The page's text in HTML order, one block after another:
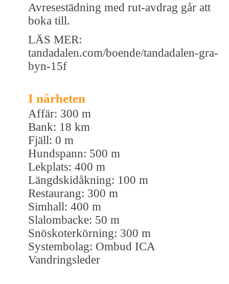
Avresestädning med rut-avdrag går att
boka till.
LÄS MER:
tandadalen.com/boende/tandadalen-gra-
byn-15f
I närheten
Affär: 300 m
Bank: 18 km
Fjäll: 0 m
Hundspann: 500 m
Lekplats: 400 m
Längdskidåkning: 100 m
Restaurang: 300 m
Simhall: 400 m
Slalombacke: 50 m
Snöskoterkörning: 300 m
Systembolag: Ombud ICA
Vandringsleder